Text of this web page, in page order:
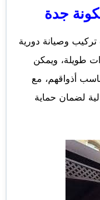
جدة
وصيانة دورية
طويلة، ويمكن
أذواقهم، مع
لضمان حماية